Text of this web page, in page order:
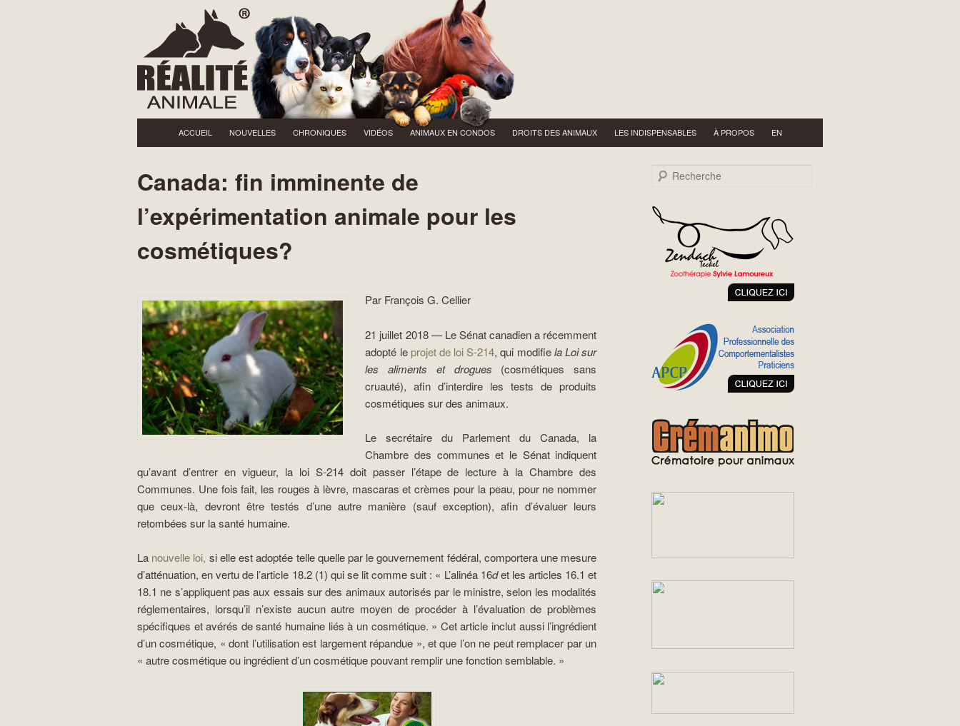
Menu principal
Aller au contenu principal
ACCUEIL NOUVELLES CHRONIQUES VIDÉOS ANIMAUX EN CONDOS DROITS DES ANIMAUX LES INDISPENSABLES À PROPOS EN
Canada: fin imminente de
l’expérimentation animale pour les
cosmétiques?
Par François G. Cellier
21 juillet 2018 — Le Sénat canadien a récemment
adopté le projet de loi S-214, qui modifiela Loi sur
les aliments et drogues (cosmétiques sans
cruauté), afin d’interdire les tests de produits
cosmétiques sur des animaux.
Le secrétaire du Parlement du Canada, la
Chambre des communes et le Sénat indiquent
qu’avant d’entrer en vigueur, la loi S-214 doit passer l’étape de lecture à la Chambre des
Communes. Une fois fait, les rouges à lèvre, mascaras et crèmes pour la peau, pour ne nommer
que ceux-là, devront être testés d’une autre manière (sauf exception), afin d’évaluer leurs
retombées sur la santé humaine.
La nouvelle loi, si elle est adoptée telle quelle par le gouvernement fédéral, comportera une mesure
d’atténuation, en vertu de l’article 18.2 (1) qui se lit comme suit : « L’alinéa 16det les articles 16.1 et
18.1 ne s’appliquent pas aux essais sur des animaux autorisés par le ministre, selon les modalités
réglementaires, lorsqu’il n’existe aucun autre moyen de procéder à l’évaluation de problèmes
spécifiques et avérés de santé humaine liés à un cosmétique. » Cet article inclut aussi l’ingrédient
d’un cosmétique, « dont l’utilisation est largement répandue », et que l’on ne peut remplacer par un
« autre cosmétique ou ingrédient d’un cosmétique pouvant remplir une fonction semblable. »
Recherche